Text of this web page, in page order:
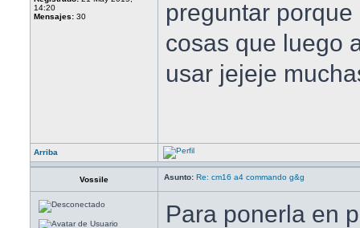
14:20
Mensajes: 30
preguntar
cosas que luego
usar jejeje
Arriba
Vossile Asunto: Re: cm16 a4 commando g&g
Para ponerla en